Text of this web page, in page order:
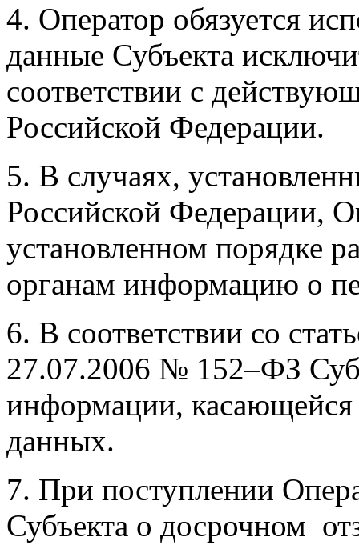
4. Оператор обязуется
данные Субъекта
соответствии с
Российской Федерации.
5. В случаях,
Российской Федерации,
установленном порядке
органам информацию о
6. В соответствии со
27.07.2006 № 152–ФЗ
информации, касающейся
данных.
7. При поступлении
Субъекта о досрочном